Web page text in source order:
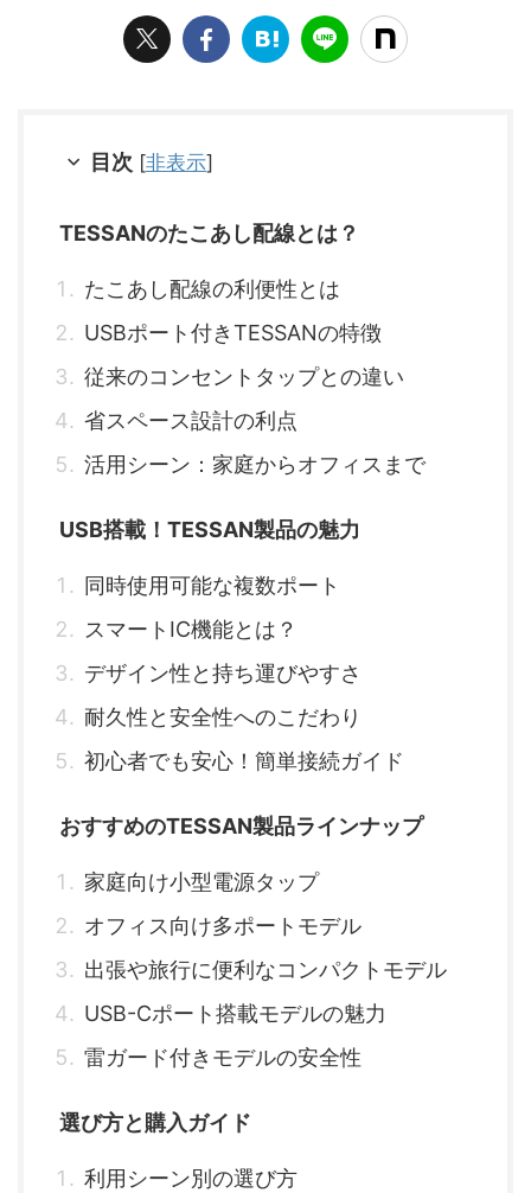
目次 [非表示]
TESSANのたこあし配線とは？
たこあし配線の利便性とは
USBポート付きTESSANの特徴
従来のコンセントタップとの違い
省スペース設計の利点
活用シーン：家庭からオフィスまで
USB搭載！TESSAN製品の魅力
同時使用可能な複数ポート
スマートIC機能とは？
デザイン性と持ち運びやすさ
耐久性と安全性へのこだわり
初心者でも安心！簡単接続ガイド
おすすめのTESSAN製品ラインナップ
家庭向け小型電源タップ
オフィス向け多ポートモデル
出張や旅行に便利なコンパクトモデル
USB-Cポート搭載モデルの魅力
雷ガード付きモデルの安全性
選び方と購入ガイド
利用シーン別の選び方